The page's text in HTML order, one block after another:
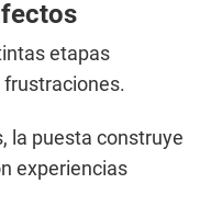
etapas
frustraciones.
la puesta construye
experiencias